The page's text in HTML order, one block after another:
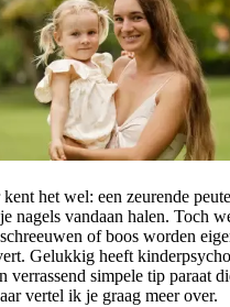
het wel: een zeurende
nagels vandaan halen. Toch
of boos worden
Gelukkig heeft
verrassend simpele tip paraat
vertel ik je graag meer over.